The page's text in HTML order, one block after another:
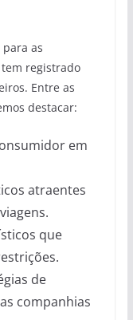
as
registrado
Entre as
destacar:
em
atraentes
que
de
companhias